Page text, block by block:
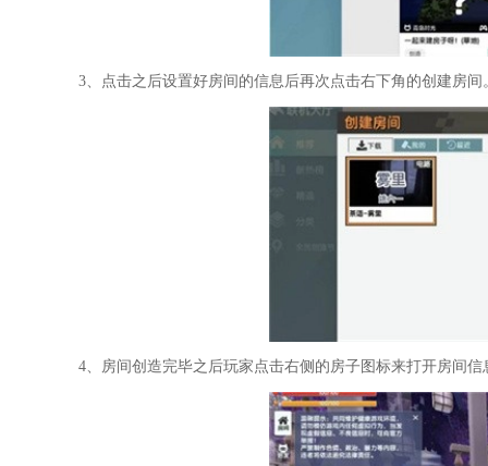
3、点击之后设置好房间的信息后再次点击右下角的创建房间
4、房间创造完毕之后玩家点击右侧的房子图标来打开房间信